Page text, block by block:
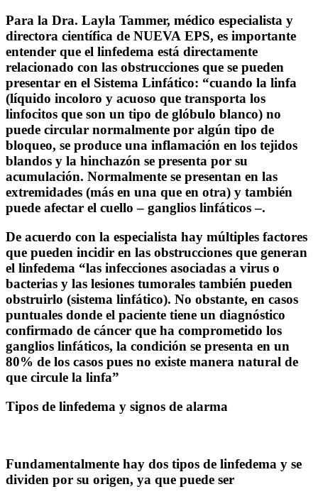
Para la Dra. Layla Tammer, médico especialista y
directora científica de NUEVA EPS, es importante
entender que el linfedema está directamente
relacionado con las obstrucciones que se pueden
presentar en el Sistema Linfático: “cuando la linfa
(líquido incoloro y acuoso que transporta los
linfocitos que son un tipo de glóbulo blanco) no
puede circular normalmente por algún tipo de
bloqueo, se produce una inflamación en los tejidos
blandos y la hinchazón se presenta por su
acumulación. Normalmente se presentan en las
extremidades (más en una que en otra) y también
puede afectar el cuello – ganglios linfáticos –.
De acuerdo con la especialista hay múltiples factores
que pueden incidir en las obstrucciones que generan
el linfedema “las infecciones asociadas a virus o
bacterias y las lesiones tumorales también pueden
obstruirlo (sistema linfático). No obstante, en casos
puntuales donde el paciente tiene un diagnóstico
confirmado de cáncer que ha comprometido los
ganglios linfáticos, la condición se presenta en un
80% de los casos pues no existe manera natural de
que circule la linfa”
Tipos de linfedema y signos de alarma
Fundamentalmente hay dos tipos de linfedema y se
dividen por su origen, ya que puede ser